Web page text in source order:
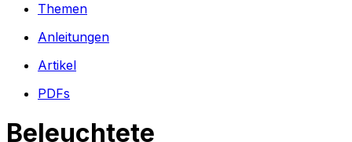
Themen
Anleitungen
Artikel
PDFs
Beleuchtete